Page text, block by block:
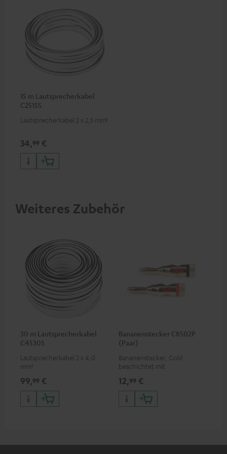
15 m Lautsprecherkabel
C2515S
Lautsprecherkabel 2 x 2,5 mm²
34,99 €
Weiteres Zubehör
30 m Lautsprecherkabel
C4530S
Lautsprecherkabel 2 x 4,0
mm²
99,99 €
Bananenstecker C8502P
(Paar)
Bananenstecker, Gold
beschichtet mit
12,99 €